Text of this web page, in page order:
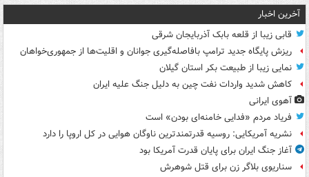
آخرین اخبار
قابی زیبا از قلعه بابک آذربایجان شرقی
ریزش پایگاه جدید ترامپ بافاصله‌گیری جوانان و اقلیت‌ها از جمهوری‌خواهان
نمایی زیبا از طبیعت بکر استان گیلان
کاهش شدید واردات نفت چین به دلیل جنگ علیه ایران
آهوی ایرانی
فریاد مردم «فدایی خامنه‌ای بودن» است
نشریه آمریکایی: روسیه قدرتمندترین ناوگان هوایی در کل اروپا را دارد
آغاز جنگ ایران برای پایان قدرت آمریکا بود
سناریوی بلاگر زن برای قتل شوهرش